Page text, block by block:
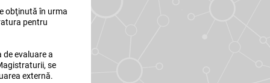
obţinută în urma
pentru
evaluare a
se
externă.